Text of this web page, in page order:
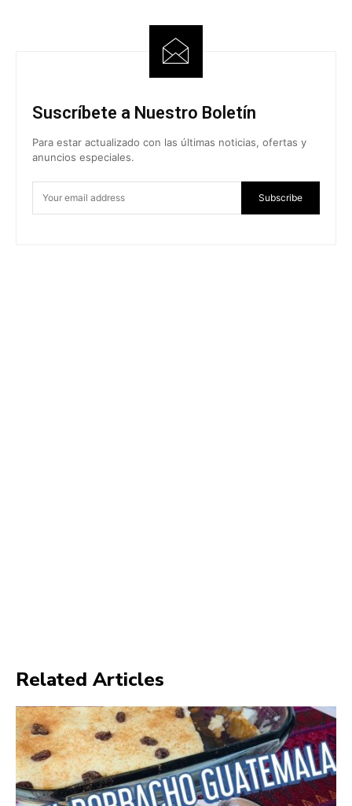
Suscríbete a Nuestro Boletín
Para estar actualizado con las últimas noticias, ofertas y
anuncios especiales.
Subscribe
Related Articles